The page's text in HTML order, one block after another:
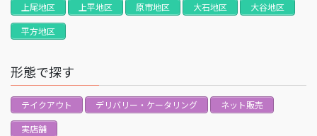
上尾地区 上平地区 原市地区 大石地区
大谷地区
平方地区
形態で探す
テイクアウト デリバリー・ケータリング
ネット販売
実店舗